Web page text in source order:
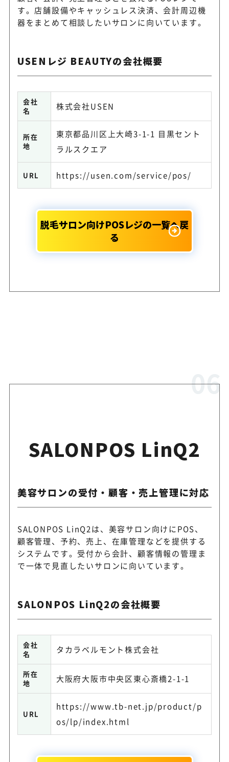
す。店舗設備やキャッシュレス決済、会計周辺機
器をまとめて相談したいサロンに向いています。
USENレジ BEAUTYの会社概要
会社
名
株式会社USEN
所在
地
東京都品川区上大崎3-1-1 目黒セント
ラルスクエア
URL https://usen.com/service/pos/
脱毛サロン向けPOSレジの一覧へ戻
る
SALONPOS LinQ2
美容サロンの受付・顧客・売上管理に対応
SALONPOS LinQ2は、美容サロン向けにPOS、
顧客管理、予約、売上、在庫管理などを提供する
システムです。受付から会計、顧客情報の管理ま
で一体で見直したいサロンに向いています。
SALONPOS LinQ2の会社概要
会社
名
タカラベルモント株式会社
所在
地
大阪府大阪市中央区東心斎橋2-1-1
URL
https://www.tb-net.jp/product/p
os/lp/index.html